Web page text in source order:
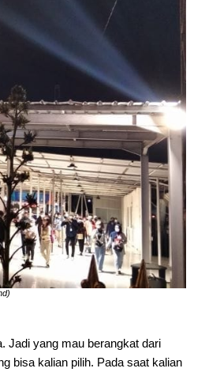
Jadi yang mau berangkat dari
bisa kalian pilih. Pada saat kalian